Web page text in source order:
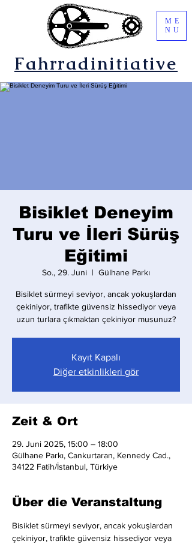
Fahrradinitiative
ME
NU
Bisiklet Deneyim
Turu ve İleri Sürüş
Eğitimi
So., 29. Juni
  |
Gülhane Parkı
Bisiklet sürmeyi seviyor, ancak yokuşlardan
çekiniyor, trafikte güvensiz hissediyor veya
uzun turlara çıkmaktan çekiniyor musunuz?
Kayıt Kapalı
Diğer etkinlikleri gör
Zeit & Ort
29. Juni 2025, 15:00 – 18:00
Gülhane Parkı, Cankurtaran, Kennedy Cad.,
34122 Fatih/İstanbul, Türkiye
Über die Veranstaltung
Bisiklet sürmeyi seviyor, ancak yokuşlardan
çekiniyor, trafikte güvensiz hissediyor veya